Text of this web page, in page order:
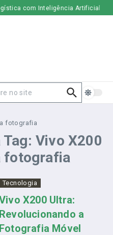
com Inteligência Artificial
fotografia
Vivo X200
fotografia
Tecnologia
X200 Ultra:
Revolucionando a
Fotografia Móvel